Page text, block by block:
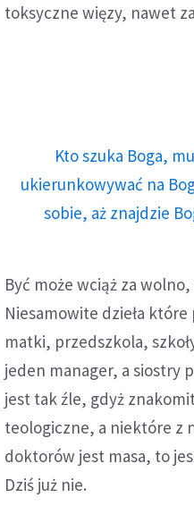
toksyczne więzy, nawet
Kto szuka Boga,
ukierunkowywać na
sobie, aż znajdzie
Być może wciąż za
Niesamowite dzieła
matki, przedszkola,
jeden manager, a siostry
jest tak źle, gdyż
teologiczne, a niektóre z
doktorów jest masa, to
Dziś już nie.